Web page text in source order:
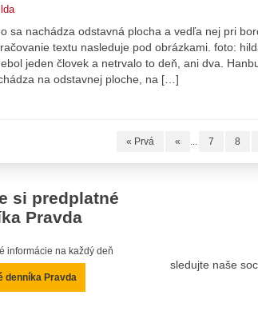
sa nachádza odstavná plocha a vedľa nej pri
textu nasleduje pod obrázkami. foto:
jeden človek a netrvalo to deň, ani dva.
na odstavnej ploche, na […]
« Prvá « ... 7 8
si predplatné
Pravda
informácie na každý deň
denníka Pravda
sledujte naše